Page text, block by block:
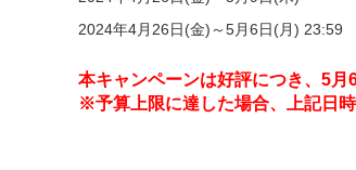
2024年4月26日(金)～5月6日(月) 23:59
本キャンペーンは好評につき、5月
※予算上限に達した場合、上記日